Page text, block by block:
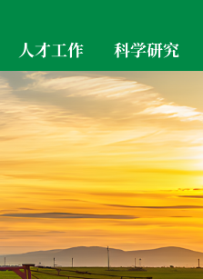
人才工作 科学研究